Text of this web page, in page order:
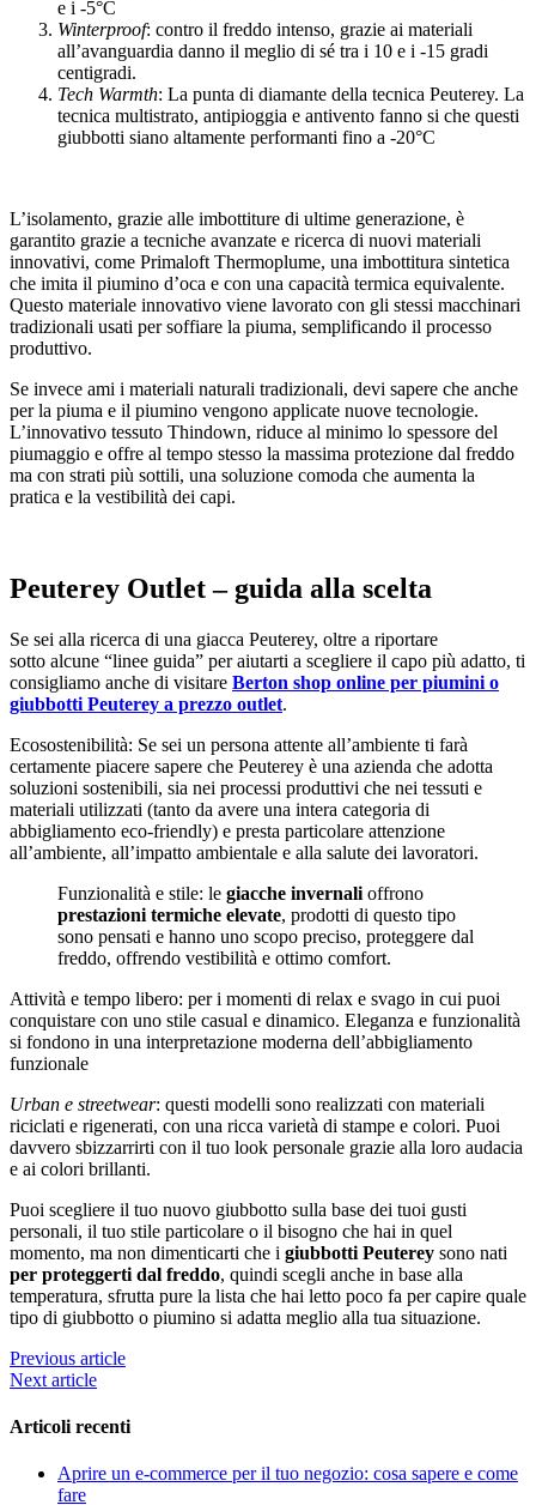
e i -5°C
Winterproof: contro il freddo intenso, grazie ai materiali
all’avanguardia danno il meglio di sé tra i 10 e i -15 gradi
centigradi.
Tech Warmth: La punta di diamante della tecnica Peuterey. La
tecnica multistrato, antipioggia e antivento fanno si che questi
giubbotti siano altamente performanti fino a -20°C
L’isolamento, grazie alle imbottiture di ultime generazione, è
garantito grazie a tecniche avanzate e ricerca di nuovi materiali
innovativi, come Primaloft Thermoplume, una imbottitura sintetica
che imita il piumino d’oca e con una capacità termica equivalente.
Questo materiale innovativo viene lavorato con gli stessi macchinari
tradizionali usati per soffiare la piuma, semplificando il processo
produttivo.
Se invece ami i materiali naturali tradizionali, devi sapere che anche
per la piuma e il piumino vengono applicate nuove tecnologie.
L’innovativo tessuto Thindown, riduce al minimo lo spessore del
piumaggio e offre al tempo stesso la massima protezione dal freddo
ma con strati più sottili, una soluzione comoda che aumenta la
pratica e la vestibilità dei capi.
Peuterey Outlet – guida alla scelta
Se sei alla ricerca di una giacca Peuterey, oltre a riportare
sotto alcune “linee guida” per aiutarti a scegliere il capo più adatto, ti
consigliamo anche di visitare Berton shop online per piumini o
giubbotti Peuterey a prezzo outlet.
Ecosostenibilità: Se sei un persona attente all’ambiente ti farà
certamente piacere sapere che Peuterey è una azienda che adotta
soluzioni sostenibili, sia nei processi produttivi che nei tessuti e
materiali utilizzati (tanto da avere una intera categoria di
abbigliamento eco-friendly) e presta particolare attenzione
all’ambiente, all’impatto ambientale e alla salute dei lavoratori.
Funzionalità e stile: le giacche invernali offrono
prestazioni termiche elevate, prodotti di questo tipo
sono pensati e hanno uno scopo preciso, proteggere dal
freddo, offrendo vestibilità e ottimo comfort.
Attività e tempo libero: per i momenti di relax e svago in cui puoi
conquistare con uno stile casual e dinamico. Eleganza e funzionalità
si fondono in una interpretazione moderna dell’abbigliamento
funzionale
Urban e streetwear: questi modelli sono realizzati con materiali
riciclati e rigenerati, con una ricca varietà di stampe e colori. Puoi
davvero sbizzarrirti con il tuo look personale grazie alla loro audacia
e ai colori brillanti.
Puoi scegliere il tuo nuovo giubbotto sulla base dei tuoi gusti
personali, il tuo stile particolare o il bisogno che hai in quel
momento, ma non dimenticarti che i giubbotti Peuterey sono nati
per proteggerti dal freddo, quindi scegli anche in base alla
temperatura, sfrutta pure la lista che hai letto poco fa per capire quale
tipo di giubbotto o piumino si adatta meglio alla tua situazione.
Previous article
Next article
Articoli recenti
Aprire un e-commerce per il tuo negozio: cosa sapere e come
fare